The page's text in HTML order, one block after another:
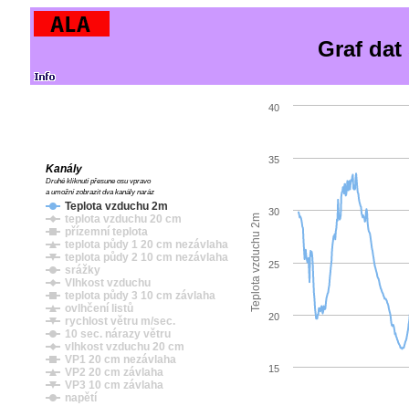
Graf
Teplota vzduchu 2m
Teplota vzduchu 2m
teplota vzduchu 20 cm
přízemní teplota
teplota půdy 1 20 cm nezávlaha
teplota půdy 2 10 cm nezávlaha
srážky
Vlhkost vzduchu
teplota půdy 3 10 cm závlaha
ovlhčení listů
rychlost větru m/sec.
10 sec. nárazy větru
vlhkost vzduchu 20 cm
VP1 20 cm nezávlaha
VP2 20 cm závlaha
VP3 10 cm závlaha
napětí
Kanály
Druhé kliknutí přesune osu vpravo
a umožní zobrazit dva kanály naráz
15
20
25
30
35
40